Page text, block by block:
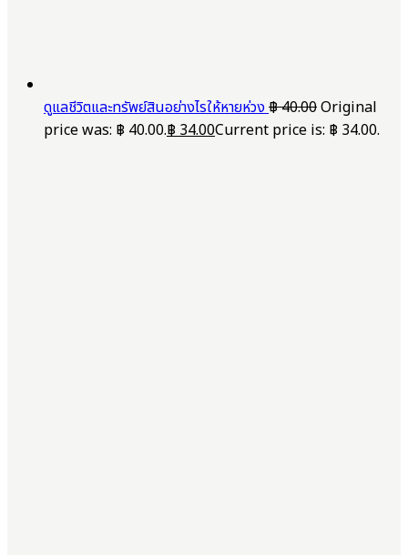
ดูแลชีวิตและทรัพย์สินอย่างไรให้หายห่วง฿40.00Original
price was: ฿ 40.00.฿34.00Current price is: ฿ 34.00.